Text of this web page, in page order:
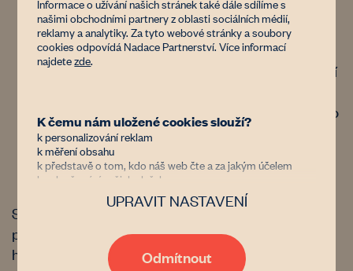
let.
U právnických osob musí tuto podmínku
splňovat buď samotná společnost (vykazování
jejího statutárního orgánu. Alternativně lze tuto
podmínku nahradit odpovídajícím
zemědělským vzděláním.
Schvalovací řízení: Pokud zájemce výše uvedená
profesní kritéria nesplňuje, nákup půdy nad 10
hektarů podléhá schválení samosprávou příslušné
našimi obchodními partnery z oblasti sociálních médií,
reklamy a analytiky. Za tyto webové stránky a soubory
cookies odpovídá Nadace Partnerství. Více informací
najdetezde.
K čemu nám uložené cookies slouží?
k personalizování reklam
k měření obsahu
k představě o tom, kdo náš web čte a za jakým účelem
k vylepšování našich služeb
Důvěřujete nám?
stejně jako nám o zastavení znehodnocování půdy v Česku.
Díky tomu, že nám dáte možnost uchovávat data o vaší
aktivitě na našem webu, bude naše poradenství, databáze
UPRAVIT NASTAVENÍ
Odmítnout